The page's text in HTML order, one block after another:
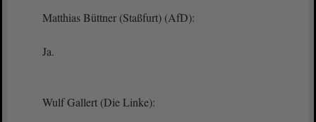
Matthias Büttner (Staßfurt) (AfD):
Ja.
Wulf Gallert (Die Linke):